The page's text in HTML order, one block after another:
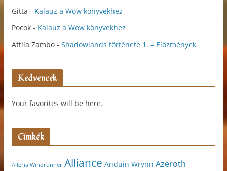
Gitta - Kalauz a Wow könyvekhez
Pocok- Kalauz a Wow könyvekhez
Attila Zambo- Shadowlands története 1. – Előzmények
Kedvencek
Your favorites will be here.
Címkék
Alleria Windrunner Alliance Anduin Wrynn Azeroth